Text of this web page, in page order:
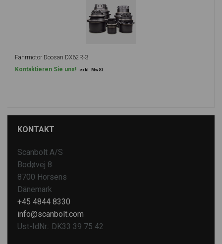
Fahrmotor Doosan DX62R-3
Kontaktieren Sie uns! exkl. MwSt
KONTAKT
Scanbolt A/S
Bodøvej 8
8700 Horsens
Dänemark
+45 4844 8330
info@scanbolt.com
Ust-IdNr.: DK33 39 75 42